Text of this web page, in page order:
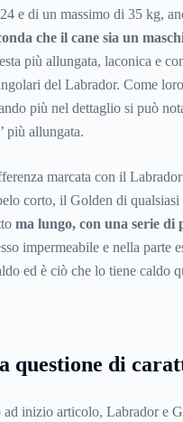
e di un massimo di 35 kg,
che il cane sia un
più allungata, laconica e
del Labrador. Come
più nel dettaglio si può
più allungata.
marcata con il
corto, il Golden di qualsiasi
ma lungo, con una serie di
impermeabile e nella parte
ed è ciò che lo tiene caldo
questione di
ad inizio articolo, Labrador e